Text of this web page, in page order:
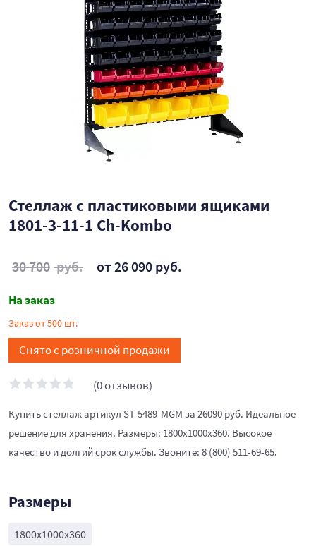
Стеллаж с пластиковыми ящиками
1801-3-11-1 Ch-Kombo
30 700 руб. от 26 090 руб.
На заказ
Заказ от 500 шт.
Снято с розничной продажи
(0 отзывов)
Купить стеллаж артикул ST-5489-MGM за 26090 руб. Идеальное
решение для хранения. Размеры: 1800x1000x360. Высокое
качество и долгий срок службы. Звоните: 8 (800) 511-69-65.
Размеры
1800x1000x360